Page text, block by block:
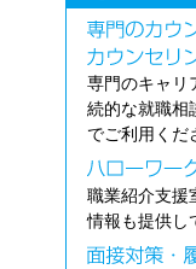
専門のキャリ
続的な就職相
でご利用くだ
職業紹介支援
情報も提供し